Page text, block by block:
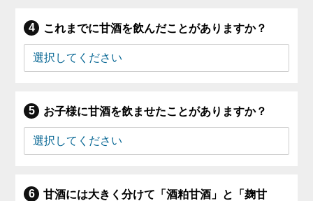
これまでに甘酒を飲んだことがありますか？
お子様に甘酒を飲ませたことがありますか？
甘酒には大きく分けて「酒粕甘酒」と「麹甘